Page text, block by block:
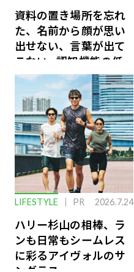
資料の置き場所を忘れ
た、名前から顔が思い
出せない、言葉が出て
こない…認知機能の低
下を救う、脳のインナ
ーケアとは
LIFESTYLE PR 2026.7.24
ハリー杉山の相棒、ラ
ンも日常もシームレス
に彩るアイヴォルのサ